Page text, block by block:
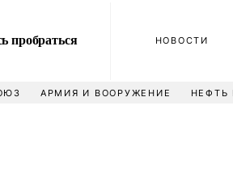
пробраться
НОВОСТИ
АРМИЯ И ВООРУЖЕНИЕ НЕФТЬ